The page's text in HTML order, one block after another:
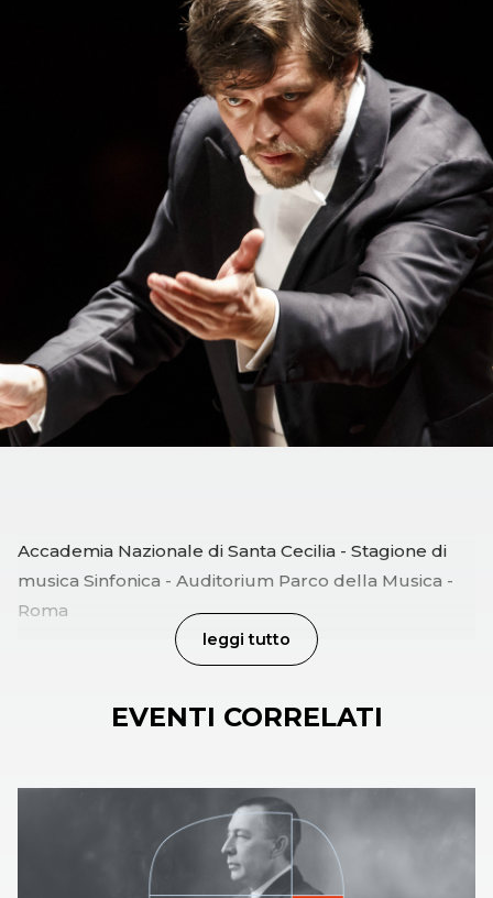
Accademia Nazionale di Santa Cecilia - Stagione di
musica Sinfonica - Auditorium Parco della Musica -
Roma
leggi tutto
EVENTI CORRELATI